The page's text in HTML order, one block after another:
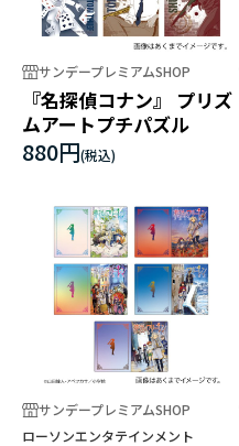
サンデープレミアムSHOP
『名探偵コナン』 プリズ
ムアートプチパズル
880円
サンデープレミアムSHOP
ローソンエンタテインメント